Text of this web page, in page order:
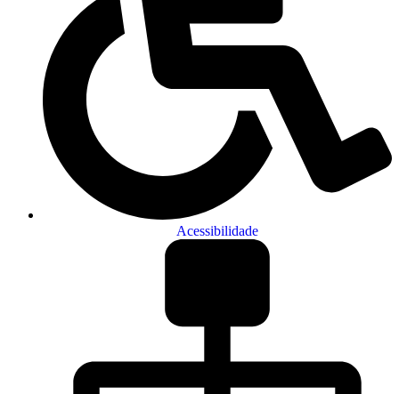
Acessibilidade